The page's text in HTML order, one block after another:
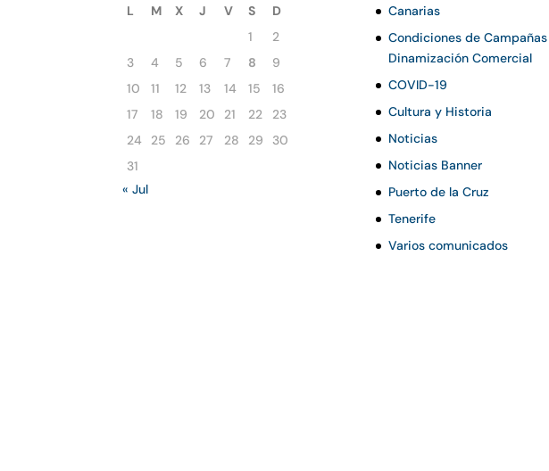
L M X J V S
D
1
2
3
4 5 6 7 8
9
10
11 12 13 14 15
16
17
18 19 20 21 22
23
24
25 26 27 28 29
30
31
« Jul
Canarias
Condiciones de
Dinamización Comercial
COVID-19
Cultura y Historia
Noticias
Noticias Banner
Puerto de la Cruz
Tenerife
Varios comunicados